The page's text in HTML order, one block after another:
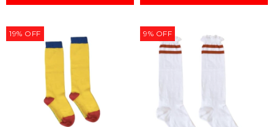
19% OFF 9% OFF